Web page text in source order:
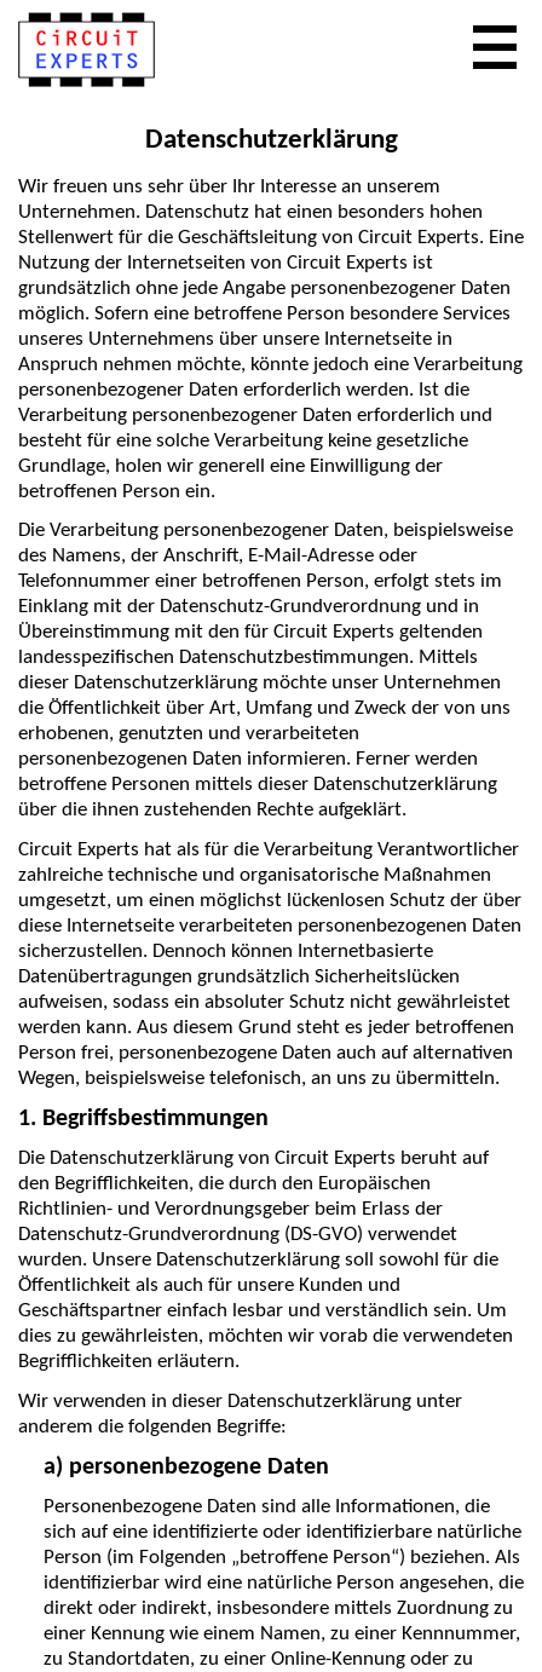
Datenschutzerklärung
Wir freuen uns sehr über Ihr Interesse an unserem
Unternehmen. Datenschutz hat einen besonders hohen
Stellenwert für die Geschäftsleitung von Circuit Experts. Eine
Nutzung der Internetseiten von Circuit Experts ist
grundsätzlich ohne jede Angabe personenbezogener Daten
möglich. Sofern eine betroffene Person besondere Services
unseres Unternehmens über unsere Internetseite in
Anspruch nehmen möchte, könnte jedoch eine Verarbeitung
personenbezogener Daten erforderlich werden. Ist die
Verarbeitung personenbezogener Daten erforderlich und
besteht für eine solche Verarbeitung keine gesetzliche
Grundlage, holen wir generell eine Einwilligung der
betroffenen Person ein.
Die Verarbeitung personenbezogener Daten, beispielsweise
des Namens, der Anschrift, E-Mail-Adresse oder
Telefonnummer einer betroffenen Person, erfolgt stets im
Einklang mit der Datenschutz-Grundverordnung und in
Übereinstimmung mit den für Circuit Experts geltenden
landesspezifischen Datenschutzbestimmungen. Mittels
dieser Datenschutzerklärung möchte unser Unternehmen
die Öffentlichkeit über Art, Umfang und Zweck der von uns
erhobenen, genutzten und verarbeiteten
personenbezogenen Daten informieren. Ferner werden
betroffene Personen mittels dieser Datenschutzerklärung
über die ihnen zustehenden Rechte aufgeklärt.
Circuit Experts hat als für die Verarbeitung Verantwortlicher
zahlreiche technische und organisatorische Maßnahmen
umgesetzt, um einen möglichst lückenlosen Schutz der über
diese Internetseite verarbeiteten personenbezogenen Daten
sicherzustellen. Dennoch können Internetbasierte
Datenübertragungen grundsätzlich Sicherheitslücken
aufweisen, sodass ein absoluter Schutz nicht gewährleistet
werden kann. Aus diesem Grund steht es jeder betroffenen
Person frei, personenbezogene Daten auch auf alternativen
Wegen, beispielsweise telefonisch, an uns zu übermitteln.
1. Begriffsbestimmungen
Die Datenschutzerklärung von Circuit Experts beruht auf
den Begrifflichkeiten, die durch den Europäischen
Richtlinien- und Verordnungsgeber beim Erlass der
Datenschutz-Grundverordnung (DS-GVO) verwendet
wurden. Unsere Datenschutzerklärung soll sowohl für die
Öffentlichkeit als auch für unsere Kunden und
Geschäftspartner einfach lesbar und verständlich sein. Um
dies zu gewährleisten, möchten wir vorab die verwendeten
Begrifflichkeiten erläutern.
Wir verwenden in dieser Datenschutzerklärung unter
anderem die folgenden Begriffe:
a) personenbezogene Daten
Personenbezogene Daten sind alle Informationen, die
sich auf eine identifizierte oder identifizierbare natürliche
Person (im Folgenden „betroffene Person“) beziehen. Als
identifizierbar wird eine natürliche Person angesehen, die
direkt oder indirekt, insbesondere mittels Zuordnung zu
einer Kennung wie einem Namen, zu einer Kennnummer,
zu Standortdaten, zu einer Online-Kennung oder zu